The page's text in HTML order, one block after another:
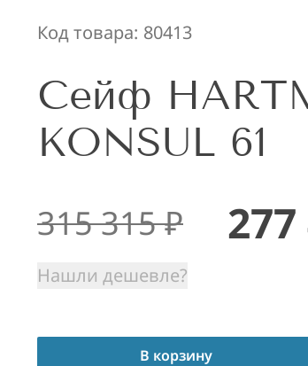
Код товара: 80413
Сейф
KONSUL 61
315 315₽ 277
Нашли дешевле?
В корзину